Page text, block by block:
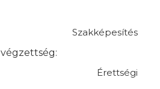
Szakképesítés
Érettségi